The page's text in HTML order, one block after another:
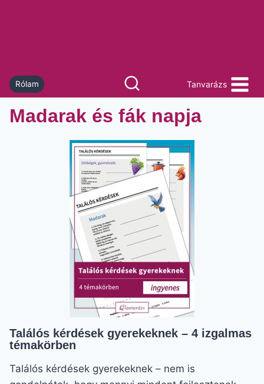
Rólam Tanvarázs
Madarak és fák napja
Találós kérdések gyerekeknek – 4 izgalmas
témakörben
Találós kérdések gyerekeknek – nem is